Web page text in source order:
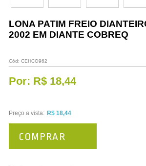
Vestuário
Promoções
LONA PATIM FREIO
2002 EM DIANTE COBREQ
Cód: CEHCO962
Por: R$ 18,44
Preço a vista: R$ 18,44
COMPRAR